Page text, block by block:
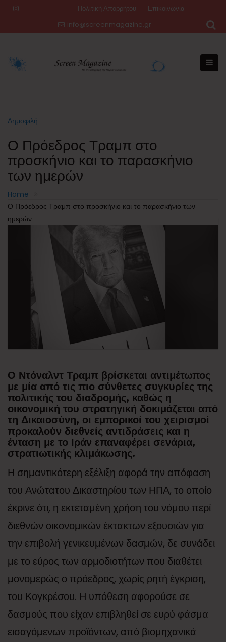
Πολιτική Απορρήτου
Επικοινωνία
info@screenmagazine.gr
Δημοφιλή
Ο Πρόεδρος Τραμπ στο
προσκήνιο και το παρασκήνιο
των ημερών
Home
Ο Πρόεδρος Τραμπ στο προσκήνιο και το παρασκήνιο των
ημερών
Ο Ντόναλντ Τραμπ βρίσκεται αντιμέτωπος
με μία από τις πιο σύνθετες συγκυρίες της
πολιτικής του διαδρομής, καθώς η
οικονομική του στρατηγική δοκιμάζεται από
τη Δικαιοσύνη, οι εμπορικοί του χειρισμοί
προκαλούν διεθνείς αντιδράσεις και η
ένταση με το Ιράν επαναφέρει σενάρια,
στρατιωτικής κλιμάκωσης.
Η σημαντικότερη εξέλιξη αφορά την απόφαση
του Ανώτατου Δικαστηρίου των ΗΠΑ, το οποίο
έκρινε ότι, η εκτεταμένη χρήση του νόμου περί
διεθνών οικονομικών έκτακτων εξουσιών για
την επιβολή γενικευμένων δασμών, δε συνάδει
με το εύρος των αρμοδιοτήτων που διαθέτει
μονομερώς ο πρόεδρος, χωρίς ρητή έγκριση,
του Κογκρέσου. Η υπόθεση αφορούσε σε
δασμούς που είχαν επιβληθεί σε ευρύ φάσμα
εισαγόμενων προϊόντων, από βιομηχανικά